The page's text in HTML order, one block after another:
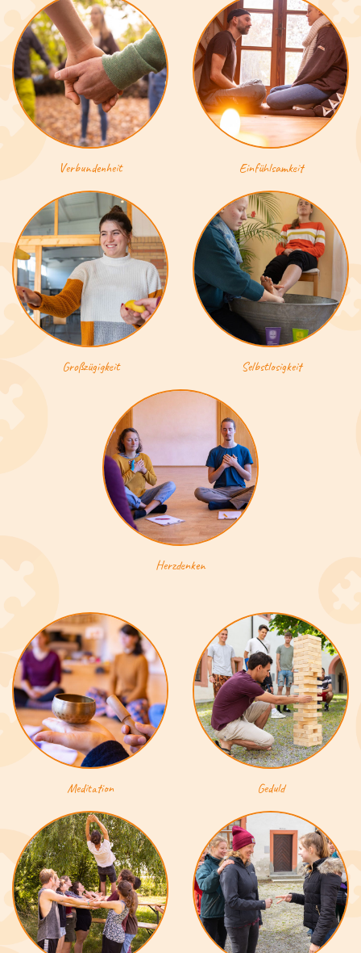
Verbundenheit Einfühlsamkeit
Großzügigkeit Selbstlosigkeit
Herzdenken
Meditation Geduld